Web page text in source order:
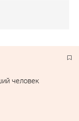
человек